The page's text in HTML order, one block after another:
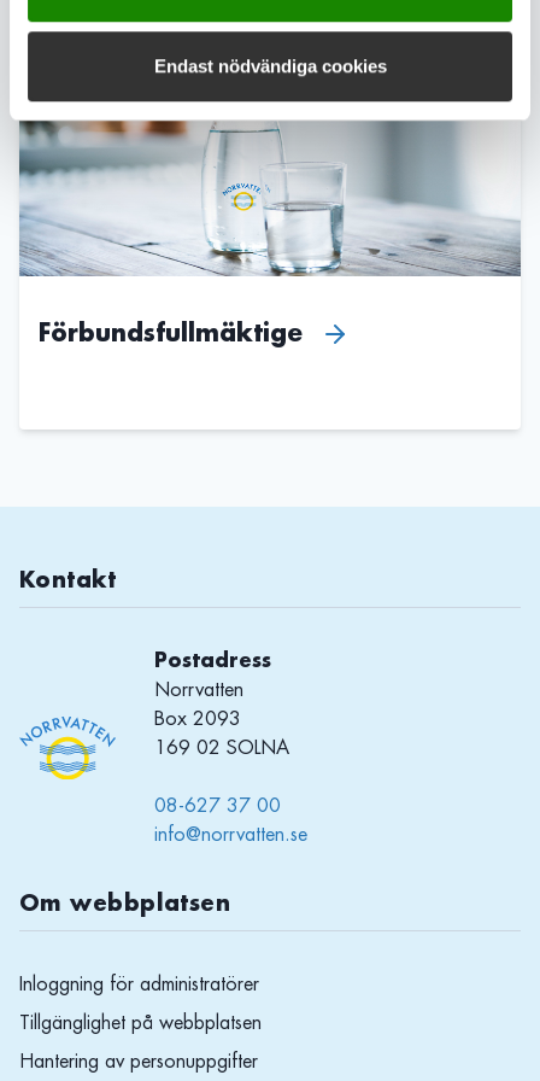
Endast nödvändiga cookies
Förbundsfullmäktige
Kontakt
Postadress
Norrvatten
Box 2093
169 02 SOLNA
08-627 37 00
info@norrvatten.se
Om webbplatsen
Inloggning för administratörer
Tillgänglighet på webbplatsen
Hantering av personuppgifter